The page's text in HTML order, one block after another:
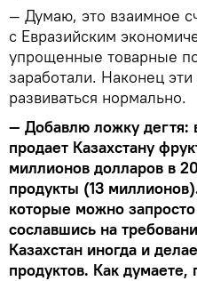
— Думаю, это взаимное
с Евразийским
упрощенные товарные
заработали. Наконец
развиваться нормально.
— Добавлю ложку дегтя:
продает Казахстану
миллионов долларов в
продукты (13
которые можно
сославшись на
Казахстан иногда и
продуктов. Как думаете,